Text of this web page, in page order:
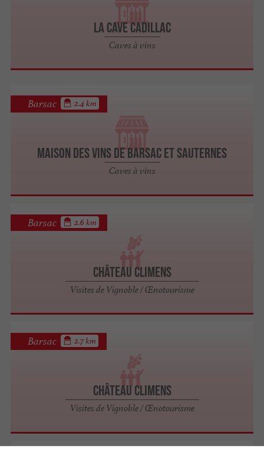
La Cave Cadillac
Caves à vins
Maison des Vins de Barsac et Sauternes
Caves à vins
Barsac 2.4 km
Château Climens
Visites de Vignoble / Œnotourisme
Barsac 2.6 km
Château Climens
Visites de Vignoble / Œnotourisme
Barsac 2.7 km